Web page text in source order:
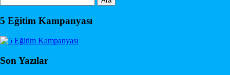
5 Eğitim Kampanyası
Son Yazılar